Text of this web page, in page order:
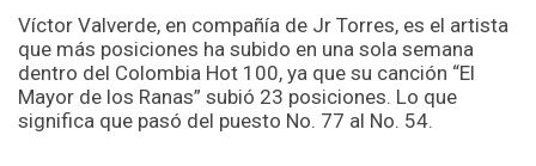
Víctor Valverde, en compañía de Jr Torres, es el artista
que más posiciones ha subido en una sola semana
dentro del Colombia Hot 100, ya que su canción “El
Mayor de los Ranas” subió 23 posiciones. Lo que
significa que pasó del puesto No. 77 al No. 54.